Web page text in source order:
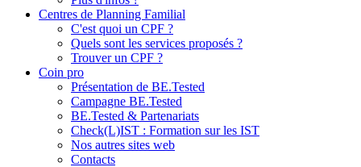
Centres de Planning Familial
C'est quoi un CPF ?
Quels sont les services proposés ?
Trouver un CPF ?
Coin pro
Présentation de BE.Tested
Campagne BE.Tested
BE.Tested & Partenariats
Check(L)IST : Formation sur les IST
Nos autres sites web
Contacts